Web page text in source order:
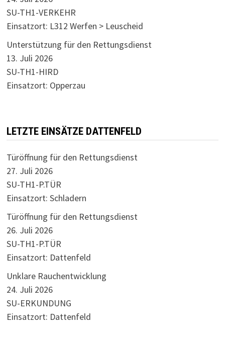
SU-TH1-VERKEHR
Einsatzort: L312 Werfen > Leuscheid
Unterstützung für den Rettungsdienst
13. Juli 2026
SU-TH1-HIRD
Einsatzort: Opperzau
LETZTE EINSÄTZE DATTENFELD
Türöffnung für den Rettungsdienst
27. Juli 2026
SU-TH1-P.TÜR
Einsatzort: Schladern
Türöffnung für den Rettungsdienst
26. Juli 2026
SU-TH1-P.TÜR
Einsatzort: Dattenfeld
Unklare Rauchentwicklung
24. Juli 2026
SU-ERKUNDUNG
Einsatzort: Dattenfeld